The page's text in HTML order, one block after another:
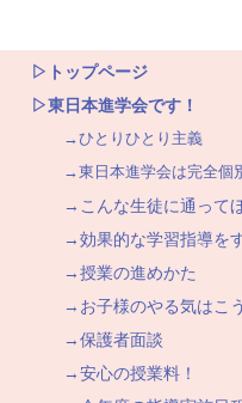
▷トップページ
▷東日本進学会です！
→ひとりひとり主義
→東日本進学会は完全個
→こんな生徒に通って
→効果的な学習指導を
→授業の進めかた
→お子様のやる気はこ
→保護者面談
→安心の授業料！